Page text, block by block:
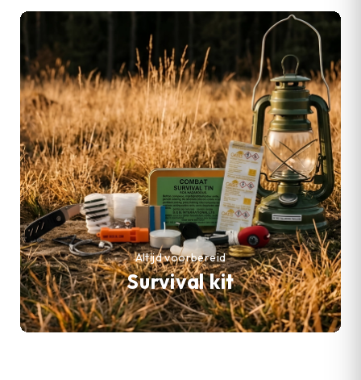
Survival kit
Altijd voorbereid